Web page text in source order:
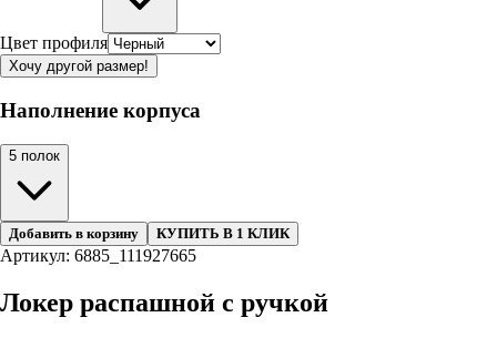
Цвет профиля
Хочу другой размер!
Наполнение корпуса
5 полок
Добавить в корзину КУПИТЬ В 1 КЛИК
Артикул: 6885_111927665
Локер распашной с ручкой